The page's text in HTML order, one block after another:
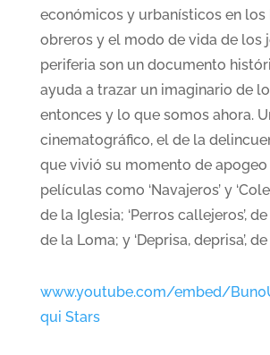
económicos y urbanísticos en los
obreros y el modo de vida de los
periferia son un documento
ayuda a trazar un imaginario de
entonces y lo que somos ahora.
cinematográfico, el de la
que vivió su momento de apogeo
películas como ‘Navajeros’ y
de la Iglesia; ‘Perros callejeros’,
de la Loma; y ‘Deprisa, deprisa’,
www.youtube.com/embed/
qui Stars